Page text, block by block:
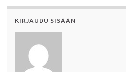
KIRJAUDU SISÄÄN